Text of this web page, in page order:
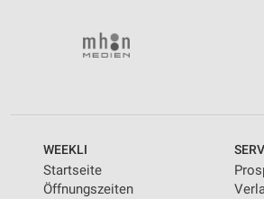
WEEKLI
Startseite
Öffnungszeiten